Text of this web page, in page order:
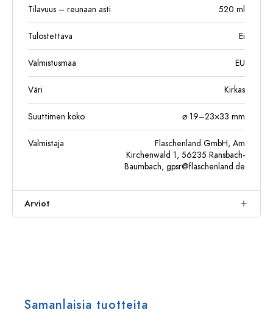
Tilavuus – reunaan asti 520 ml
Tulostettava Ei
Valmistusmaa EU
Väri Kirkas
Suuttimen koko ⌀ 19–23×33 mm
Valmistaja
Flaschenland GmbH, Am
Kirchenwald 1, 56235 Ransbach-
Baumbach, gpsr@flaschenland.de
Arviot
Samanlaisia tuotteita